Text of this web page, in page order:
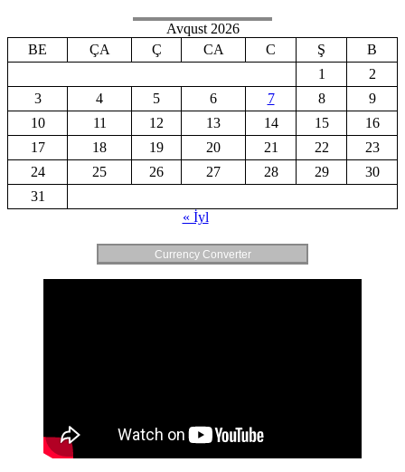
Avqust 2026
BE
ÇA Ç CA C Ş
B
1
2
3
4 5 6 7 8
9
10
11 12 13 14 15
16
17
18 19 20 21 22
23
24
25 26 27 28 29
30
31
« İyl
Currency Converter